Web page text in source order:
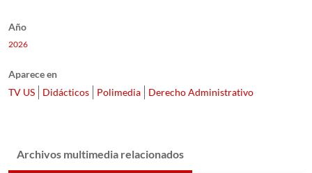
Año
2026
Aparece en
TV US
Didácticos Polimedia Derecho Administrativo
Archivos multimedia relacionados